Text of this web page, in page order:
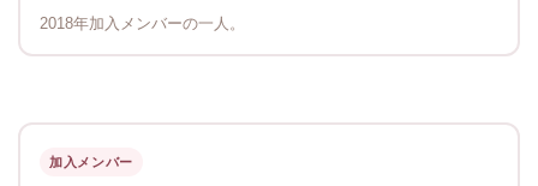
2018年加入メンバーの一人。
加入メンバー